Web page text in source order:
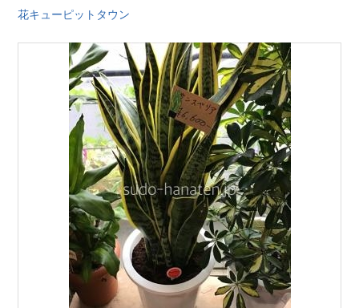
加盟店リスト
花キューピットタウン
団体概要
花キューピットタウン